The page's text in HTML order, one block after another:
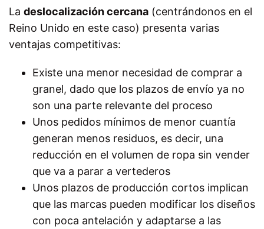
La deslocalización cercana (centrándonos en el
Reino Unido en este caso) presenta varias
ventajas competitivas:
Existe una menor necesidad de comprar a
granel, dado que los plazos de envío ya no
son una parte relevante del proceso
Unos pedidos mínimos de menor cuantía
generan menos residuos, es decir, una
reducción en el volumen de ropa sin vender
que va a parar a vertederos
Unos plazos de producción cortos implican
que las marcas pueden modificar los diseños
con poca antelación y adaptarse a las